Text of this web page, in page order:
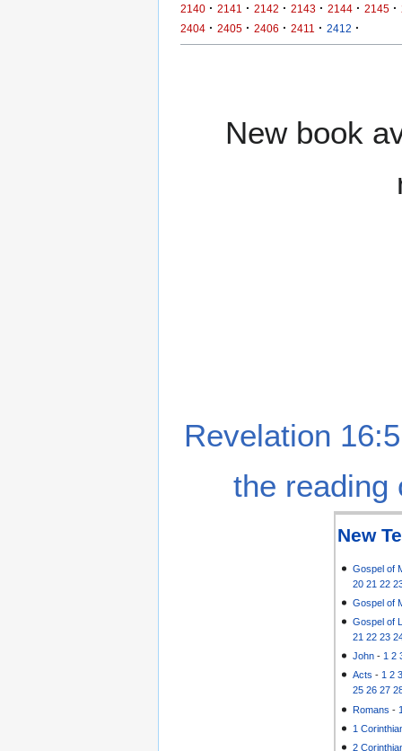
2140 · 2141 · 2142 · 2143 · 2144 · 2145 ·
2404 · 2405 · 2406 · 2411 · 2412 ·
New book
Revelation
the reading
New
Gospel of
20 21 22
Gospel of
Gospel of
21 22 23
John - 1 2
Acts -1 2
25 26 27
Romans -
1
2